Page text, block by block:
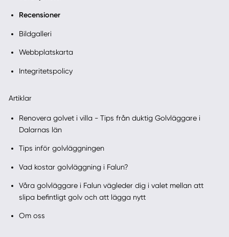
Recensioner
Bildgalleri
Webbplatskarta
Integritetspolicy
Artiklar
Renovera golvet i villa - Tips från duktig Golvläggare i
Dalarnas län
Tips inför golvläggningen
Vad kostar golvläggning i Falun?
Våra golvläggare i Falun vägleder dig i valet mellan att
slipa befintligt golv och att lägga nytt
Om oss